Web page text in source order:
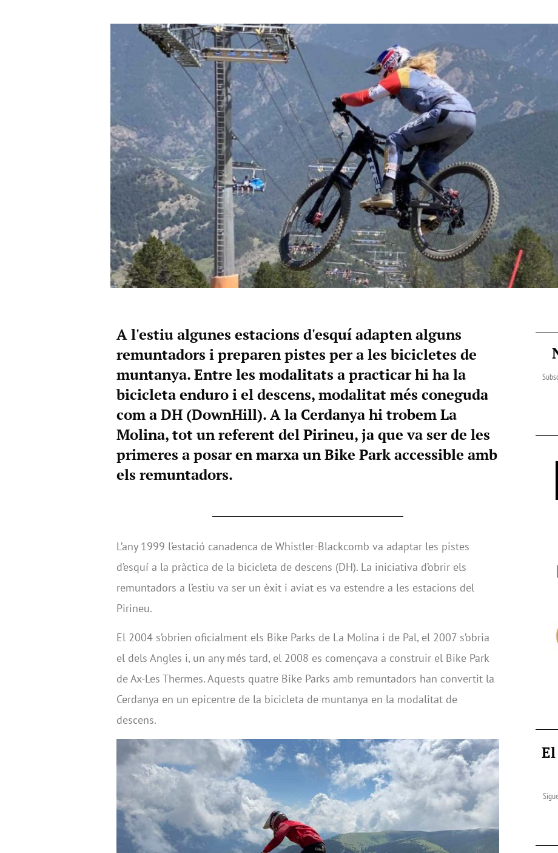
A l'estiu algunes estacions d'esquí adapten alguns
remuntadors i preparen pistes per a les bicicletes de
muntanya. Entre les modalitats a practicar hi ha la
bicicleta enduro i el descens, modalitat més coneguda
com a DH (DownHill). A la Cerdanya hi trobem La
Molina, tot un referent del Pirineu, ja que va ser de les
primeres a posar en marxa un Bike Park accessible amb
els remuntadors.
L’any 1999 l’estació canadenca de Whistler-Blackcomb va adaptar les pistes
d’esquí a la pràctica de la bicicleta de descens (DH). La iniciativa d’obrir els
remuntadors a l’estiu va ser un èxit i aviat es va estendre a les estacions del
Pirineu.
El 2004 s’obrien oficialment els Bike Parks de La Molina i de Pal, el 2007 s’obria
el dels Angles i, un any més tard, el 2008 es començava a construir el Bike Park
de Ax-Les Thermes. Aquests quatre Bike Parks amb remuntadors han convertit la
Cerdanya en un epicentre de la bicicleta de muntanya en la modalitat de
descens.